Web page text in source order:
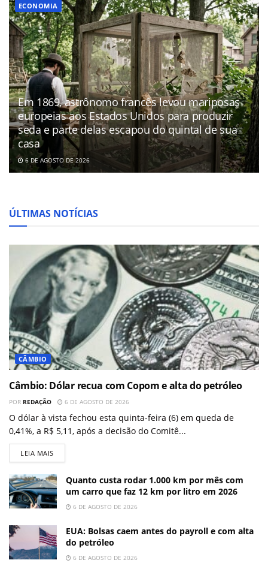
ECONOMIA
Em 1869, astrônomo francês levou mariposas
europeias aos Estados Unidos para produzir
seda e parte delas escapou do quintal de sua
casa
6 DE AGOSTO DE 2026
ÚLTIMAS NOTÍCIAS
CÂMBIO
Câmbio: Dólar recua com Copom e alta do petróleo
POR REDAÇÃO 6 DE AGOSTO DE 2026
O dólar à vista fechou esta quinta-feira (6) em queda de
0,41%, a R$ 5,11, após a decisão do Comitê...
LEIA MAIS
Quanto custa rodar 1.000 km por mês com
um carro que faz 12 km por litro em 2026
6 DE AGOSTO DE 2026
EUA: Bolsas caem antes do payroll e com alta
do petróleo
6 DE AGOSTO DE 2026